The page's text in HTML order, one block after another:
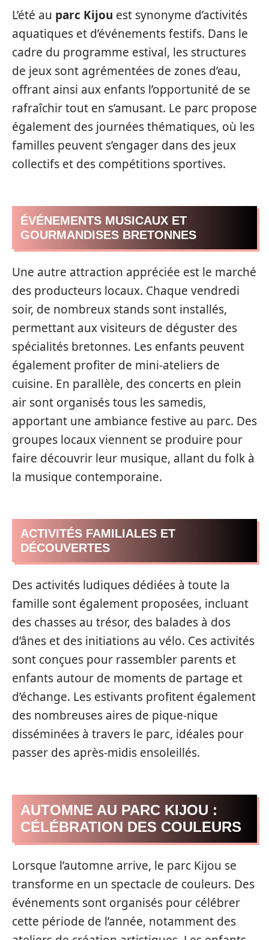
L’été au parc Kijou est synonyme d’activités
aquatiques et d’événements festifs. Dans le
cadre du programme estival, les structures
de jeux sont agrémentées de zones d’eau,
offrant ainsi aux enfants l’opportunité de se
rafraîchir tout en s’amusant. Le parc propose
également des journées thématiques, où les
familles peuvent s’engager dans des jeux
collectifs et des compétitions sportives.
ÉVÉNEMENTS MUSICAUX ET
GOURMANDISES BRETONNES
Une autre attraction appréciée est le marché
des producteurs locaux. Chaque vendredi
soir, de nombreux stands sont installés,
permettant aux visiteurs de déguster des
spécialités bretonnes. Les enfants peuvent
également profiter de mini-ateliers de
cuisine. En parallèle, des concerts en plein
air sont organisés tous les samedis,
apportant une ambiance festive au parc. Des
groupes locaux viennent se produire pour
faire découvrir leur musique, allant du folk à
la musique contemporaine.
ACTIVITÉS FAMILIALES ET
DÉCOUVERTES
Des activités ludiques dédiées à toute la
famille sont également proposées, incluant
des chasses au trésor, des balades à dos
d’ânes et des initiations au vélo. Ces activités
sont conçues pour rassembler parents et
enfants autour de moments de partage et
d’échange. Les estivants profitent également
des nombreuses aires de pique-nique
disséminées à travers le parc, idéales pour
passer des après-midis ensoleillés.
AUTOMNE AU PARC KIJOU :
CÉLÉBRATION DES COULEURS
Lorsque l’automne arrive, le parc Kijou se
transforme en un spectacle de couleurs. Des
événements sont organisés pour célébrer
cette période de l’année, notamment des